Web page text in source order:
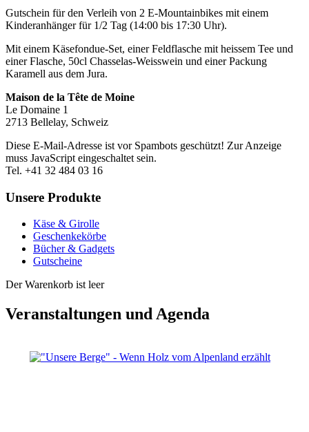
Gutschein für den Verleih von 2 E-Mountainbikes mit einem
Kinderanhänger für 1/2 Tag (14:00 bis 17:30 Uhr).
Mit einem Käsefondue-Set, einer Feldflasche mit heissem Tee und
einer Flasche, 50cl Chasselas-Weisswein und einer Packung
Karamell aus dem Jura.
Maison de la Tête de Moine
Le Domaine 1
2713 Bellelay, Schweiz
Diese E-Mail-Adresse ist vor Spambots geschützt! Zur Anzeige
muss JavaScript eingeschaltet sein.
Tel. +41 32 484 03 16
Unsere Produkte
Käse & Girolle
Geschenkekörbe
Bücher & Gadgets
Gutscheine
Der Warenkorb ist leer
Veranstaltungen und Agenda